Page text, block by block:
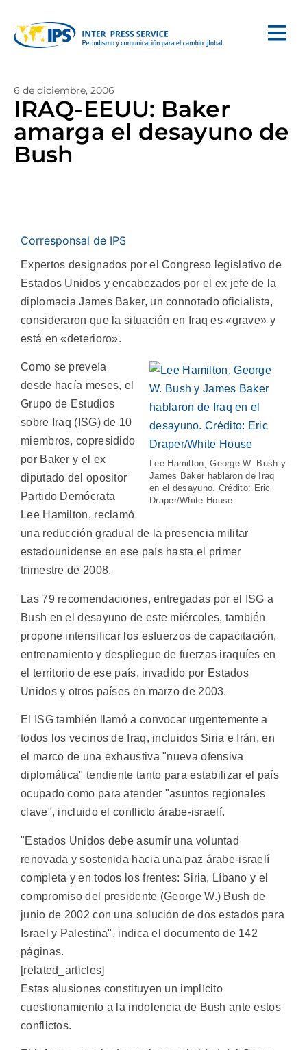
6 de diciembre, 2006
IRAQ-EEUU: Baker
amarga el desayuno de
Bush
Corresponsal de IPS
Expertos designados por el Congreso legislativo de
Estados Unidos y encabezados por el ex jefe de la
diplomacia James Baker, un connotado oficialista,
consideraron que la situación en Iraq es «grave» y
está en «deterioro».
Lee Hamilton, George W. Bush y
James Baker hablaron de Iraq
en el desayuno. Crédito: Eric
Draper/White House
Como se preveía
desde hacía meses, el
Grupo de Estudios
sobre Iraq (ISG) de 10
miembros, copresidido
por Baker y el ex
diputado del opositor
Partido Demócrata
Lee Hamilton, reclamó
una reducción gradual de la presencia militar
estadounidense en ese país hasta el primer
trimestre de 2008.
Las 79 recomendaciones, entregadas por el ISG a
Bush en el desayuno de este miércoles, también
propone intensificar los esfuerzos de capacitación,
entrenamiento y despliegue de fuerzas iraquíes en
el territorio de ese país, invadido por Estados
Unidos y otros países en marzo de 2003.
El ISG también llamó a convocar urgentemente a
todos los vecinos de Iraq, incluidos Siria e Irán, en
el marco de una exhaustiva "nueva ofensiva
diplomática" tendiente tanto para estabilizar el país
ocupado como para atender "asuntos regionales
clave", incluido el conflicto árabe-israelí.
"Estados Unidos debe asumir una voluntad
renovada y sostenida hacia una paz árabe-israelí
completa y en todos los frentes: Siria, Líbano y el
compromiso del presidente (George W.) Bush de
junio de 2002 con una solución de dos estados para
Israel y Palestina", indica el documento de 142
páginas.
[related_articles]
Estas alusiones constituyen un implícito
cuestionamiento a la indolencia de Bush ante estos
conflictos.